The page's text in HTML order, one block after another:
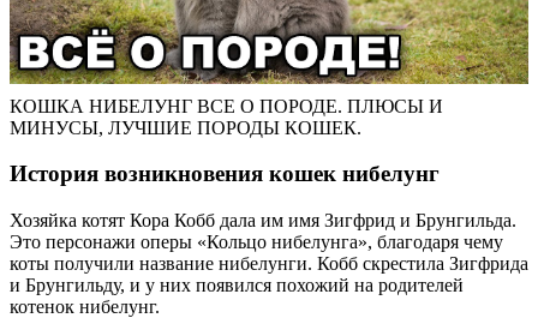
КОШКА НИБЕЛУНГ ВСЕ О ПОРОДЕ. ПЛЮСЫ И
МИНУСЫ, ЛУЧШИЕ ПОРОДЫ КОШЕК.
История возникновения кошек нибелунг
Хозяйка котят Кора Кобб дала им имя Зигфрид и Брунгильда.
Это персонажи оперы «Кольцо нибелунга», благодаря чему
коты получили название нибелунги. Кобб скрестила Зигфрида
и Брунгильду, и у них появился похожий на родителей
котенок нибелунг.